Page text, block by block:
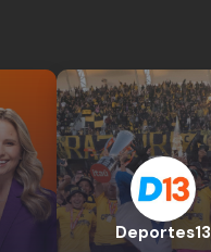
Deportes13